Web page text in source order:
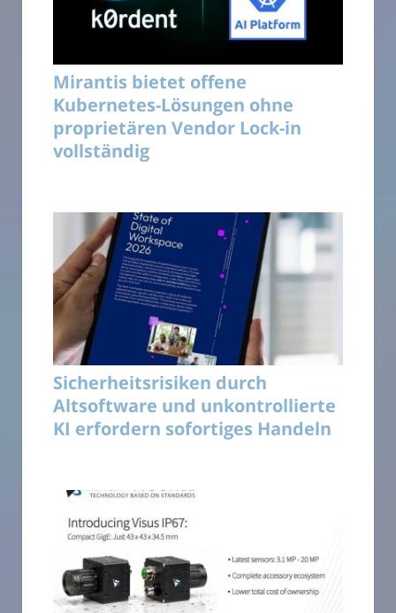
Mirantis bietet offene
Kubernetes-Lösungen ohne
proprietären Vendor Lock-in
vollständig
Sicherheitsrisiken durch
Altsoftware und unkontrollierte
KI erfordern sofortiges Handeln